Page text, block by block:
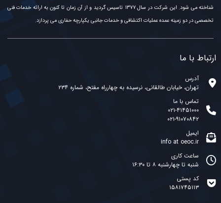
شناخته می شود. این شرکت در سال ۱۳۷۷ تاسیس گردید و از آن زمان تا کنون به ارائه خدمات فنی
تخصصی در دو زمینه عمده عملیات اکتشافی و خدمات جانبی یکپارچه حفاری می پردازد.
ارتباط با ما
آدرس
تهران، خیابان طالقانی، نرسیده به چهارراه مفتح، شماره ۲۳۴
تماس با ما
۰۲۱-۴۱۴۵۱۰۰۰
۰۲۱-۹۱۰۷۰۸۴۲
ایمیل
info at oeoc.ir
ساعت کاری
شنبه تا چهارشنبه ۸ تا ۱۶:۳۰
کد پستی
۱۵۸۱۷۴۵۱۱۳